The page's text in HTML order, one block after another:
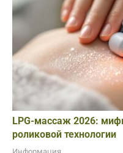
LPG-массаж 2026:
роликовой технологии